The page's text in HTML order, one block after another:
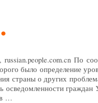
По
было определение
страны о других
граждан
…